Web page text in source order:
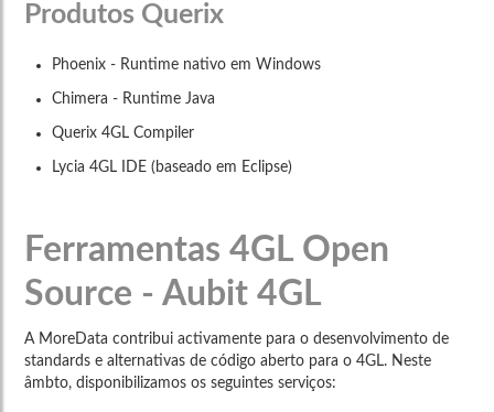
Produtos Querix
Phoenix - Runtime nativo em Windows
Chimera - Runtime Java
Querix 4GL Compiler
Lycia 4GL IDE (baseado em Eclipse)
Ferramentas 4GL Open
Source - Aubit 4GL
A MoreData contribui activamente para o desenvolvimento de
standards e alternativas de código aberto para o 4GL. Neste
âmbto, disponibilizamos os seguintes serviços: